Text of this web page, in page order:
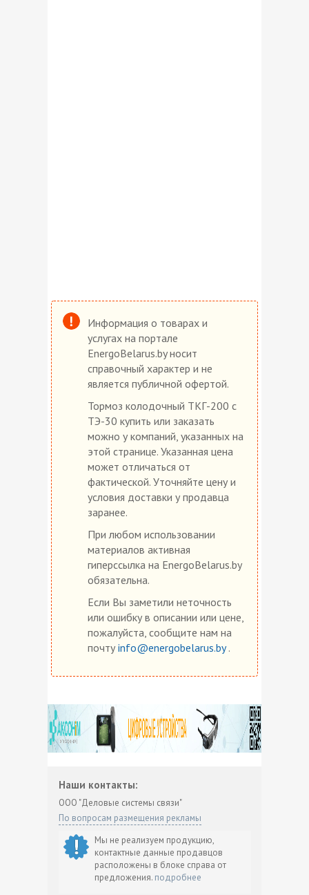
Информация о товарах и
услугах на портале
EnergoBelarus.by носит
справочный характер и не
является публичной офертой.
Тормоз колодочный ТКГ-200 с
ТЭ-30 купить или заказать
можно у компаний, указанных на
этой странице. Указанная цена
может отличаться от
фактической. Уточняйте цену и
условия доставки у продавца
заранее.
При любом использовании
материалов активная
гиперссылка на EnergoBelarus.by
обязательна.
Если Вы заметили неточность
или ошибку в описании или цене,
пожалуйста, сообщите нам на
почту info@energobelarus.by.
Наши контакты:
ООО "Деловые системы связи"
По вопросам размещения рекламы
Мы не реализуем продукцию,
контактные данные продавцов
расположены в блоке справа от
предложения. подробнее